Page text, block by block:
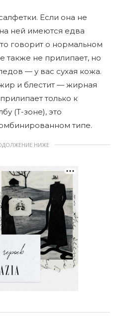
Если она не
ней имеются едва
говорит о нормальном
также не прилипает, но
— у вас сухая кожа.
и блестит — жирная
только к
(Т-зоне), это
типе.
НИЖЕ